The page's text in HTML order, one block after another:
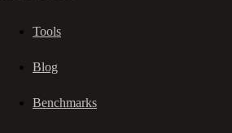
Tools
Blog
Benchmarks